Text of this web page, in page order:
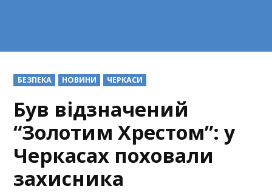
POSTED
IN
БЕЗПЕКА НОВИНИ ЧЕРКАСИ
Був відзначений
“Золотим Хрестом”: у
Черкасах поховали
захисника